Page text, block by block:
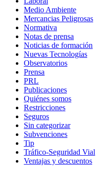
Medio Ambiente
Mercancias Peligrosas
Normativa
Notas de prensa
Noticias de formación
Nuevas Tecnologías
Observatorios
Prensa
PRL
Publicaciones
Quiénes somos
Restricciones
Seguros
Sin categorizar
Subvenciones
Tip
Tráfico-Seguridad Vial
Ventajas y descuentos